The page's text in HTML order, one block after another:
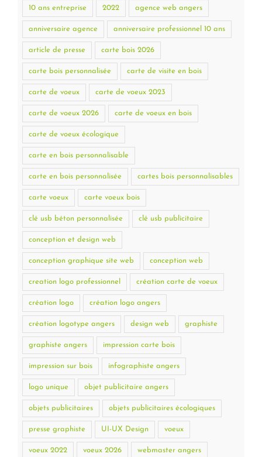
10 ans entreprise 2022 agence web angers
anniversaire agence anniversaire professionnel 10 ans
article de presse carte bois 2026
carte bois personnalisée carte de visite en bois
carte de voeux carte de voeux 2023
carte de voeux 2026 carte de voeux en bois
carte de voeux écologique
carte en bois personnalisable
carte en bois personnalisée cartes bois personnalisables
carte voeux carte voeux bois
clé usb béton personnalisée clé usb publicitaire
conception et design web
conception graphique site web conception web
creation logo professionnel création carte de voeux
création logo création logo angers
création logotype angers design web graphiste
graphiste angers impression carte bois
impression sur bois infographiste angers
logo unique objet publicitaire angers
objets publicitaires objets publicitaires écologiques
presse graphiste UI-UX Design voeux
voeux 2022 voeux 2026 webmaster angers